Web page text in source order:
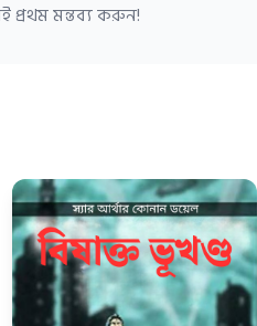
প্রথম মন্তব্য করুন!